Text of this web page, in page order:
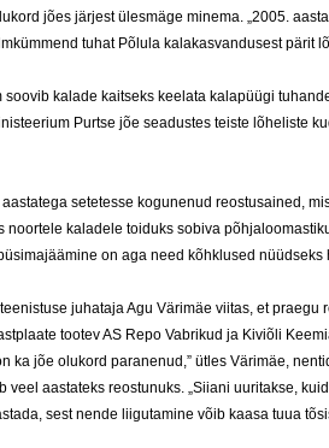
jões jär­jest ülesmä­ge mi­ne­ma. „2005.
tu­hat Põlu­la ka­la­kas­van­du­sest pä­rit
soo­vib ka­la­de kait­seks kee­la­ta ka­lapüügi
Purt­se jõe sea­dus­tes teis­te lõhe­lis­te
se­te­tes­se ko­gu­ne­nud reos­tu­sai­ned,
noor­te­le ka­la­de­le toi­duks so­bi­va
on aga need kõhk­lu­sed nüüd­seks
ju­ha­ta­ja Agu Vä­rim­äe vii­tas, et prae­gu
too­tev AS Re­po Vab­ri­kud ja Ki­viõli
ka jõe olu­kord pa­ra­ne­nud,” ütles Vä­rim­äe,
veel aas­ta­teks reos­tu­nuks. „Siia­ni uu­ri­tak­se,
sest nen­de lii­gu­ta­mi­ne võib kaa­sa tuua